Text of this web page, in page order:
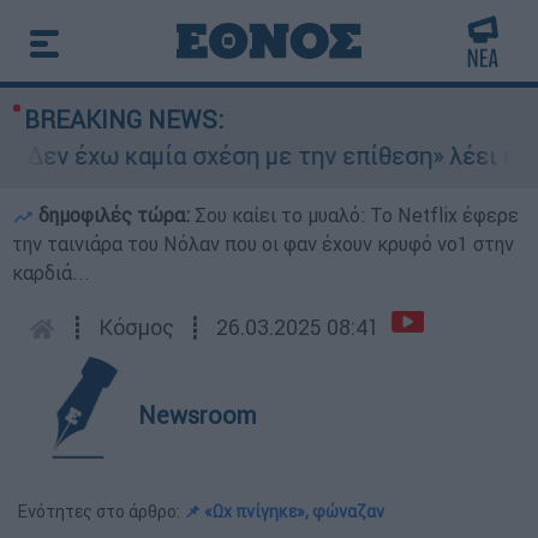
BREAKING NEWS:
έχω καμία σχέση με την επίθεση» λέει η
δημοφιλές τώρα: Σου καίει το μυαλό: Το Netflix έφερε
την ταινιάρα του Νόλαν που οι φαν έχουν κρυφό νο1 στην
καρδιά...
┋ Κόσμος ┋ 26.03.2025 08:41
Newsroom
Ενότητες στο άρθρο: 📌 «Ωχ πνίγηκε», φώναζαν